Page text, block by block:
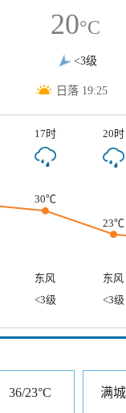
20°C
<3级
日落 19:25
17时 20时
30℃
23℃
东风
东风
<3级 <3级
36/23°C 满